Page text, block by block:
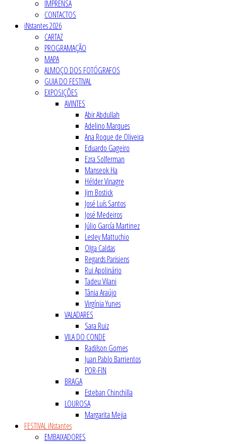
IMPRENSA
CONTACTOS
iNstantes 2026
CARTAZ
PROGRAMAÇÃO
MAPA
ALMOÇO DOS FOTÓGRAFOS
GUIA DO FESTIVAL
EXPOSIÇÕES
AVINTES
Abir Abdullah
Adelino Marques
Ana Roque de Oliveira
Eduardo Gageiro
Ezra Solferman
Manseok Ha
Hélder Vinagre
Jim Bostick
José Luís Santos
José Medeiros
Júlio García Martinez
Lesley Mattuchio
Olga Caldas
Regards Parisiens
Rui Apolinário
Tadeu Vilani
Tânia Araújo
Virgínia Yunes
VALADARES
Sara Ruiz
VILA DO CONDE
Radilson Gomes
Juan Pablo Barrientos
POR-FIN
BRAGA
Esteban Chinchilla
LOUROSA
Margarita Mejia
FESTIVAL iNstantes
EMBAIXADORES